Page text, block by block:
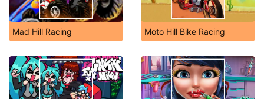
Mad Hill Racing Moto Hill Bike Racing